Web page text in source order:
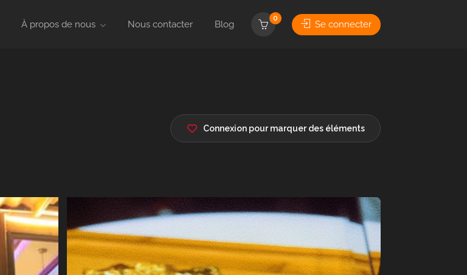
À propos de nous Nous contacter Blog
0
Se connecter
Connexion pour marquer des éléments